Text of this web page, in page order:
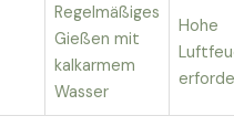
Regelmäßiges
Gießen mit
kalkarmem
Wasser
Hohe